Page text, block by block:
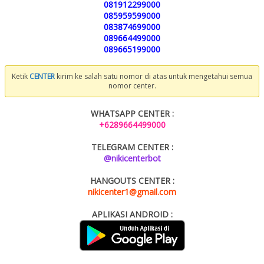
081912299000
085959599000
083874699000
089664499000
089665199000
Ketik CENTER kirim ke salah satu nomor di atas untuk mengetahui semua
nomor center.
WHATSAPP CENTER :
+6289664499000
TELEGRAM CENTER :
@nikicenterbot
HANGOUTS CENTER :
nikicenter1@gmail.com
APLIKASI ANDROID :